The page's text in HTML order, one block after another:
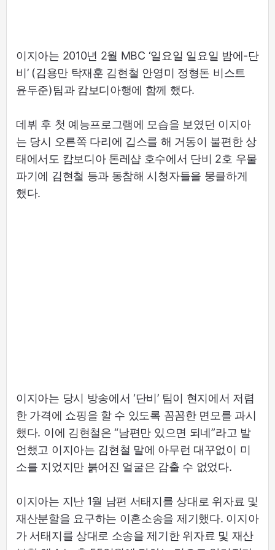
이지아는 2010년 2월 MBC ‘일요일 일요일 밤에-단
비’ (김용만 탁재훈 김현철 안영미 정형돈 비스트
윤두준)팀과 캄보디아행에 함께 했다.
데뷔 후 첫 예능프로그램에 모습을 보였던 이지아
는 당시 오른쪽 다리에 깁스를 해 거동이 불편한 상
태에서도 캄보디아 톤레샵 호수에서 단비 2호 우물
파기에 김현철 등과 동참해 시청자들을 뭉클하게
했다.
이지아는 당시 방송에서 ‘단비’ 팀이 현지에서 저렴
한 가격에 쇼핑을 할 수 있도록 꼼꼼한 면모를 과시
했다. 이에 김현철은 “남편만 있으면 되네”라고 발
언했고 이지아는 김현철 말에 아무런 대꾸없이 미
소를 지었지만 붉어진 얼굴은 감출 수 없었다.
이지아는 지난 1월 남편 서태지를 상대로 위자료 및
재산분할을 요구하는 이혼소송을 제기했다. 이지아
가 서태지를 상대로 소송을 제기한 위자료 및 재산